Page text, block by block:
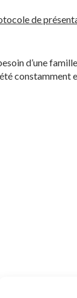
de
d’une
constamment